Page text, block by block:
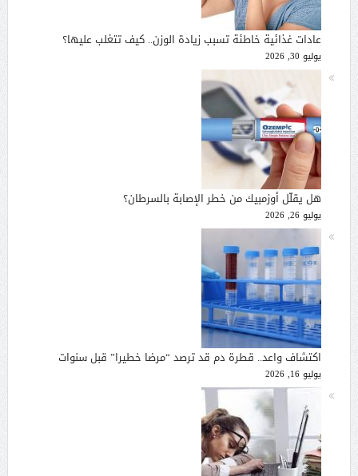
عادات غذائية خاطئة تسبب زيادة الوزن.. كيف تتغلب عليها؟
يوليو 30, 2026
هل يقلّل أوزمبيك من خطر الإصابة بالسرطان؟
يوليو 26, 2026
اكتشاف واعد.. قطرة دم قد ترصد “مرضا خطيرا” قبل سنوات
يوليو 16, 2026